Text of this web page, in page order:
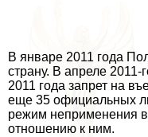
В январе 2011 года
страну. В апреле
2011 года запрет на
еще 35 официальных
режим неприменения
отношению к ним.